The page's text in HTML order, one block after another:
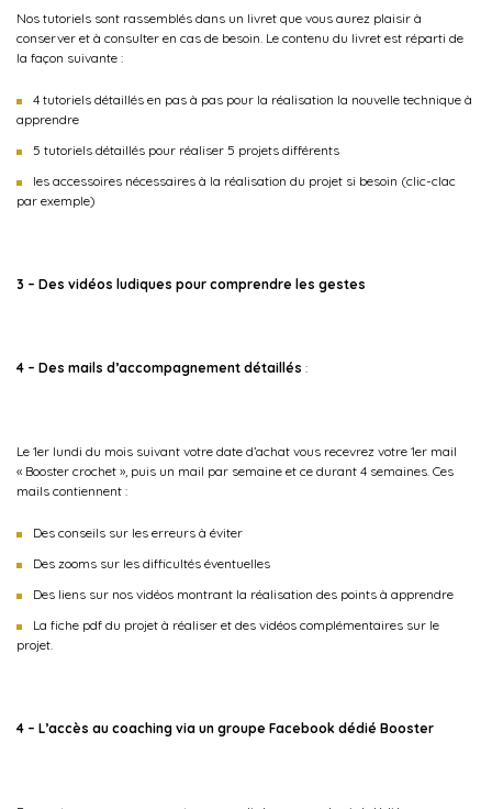
Nos tutoriels sont rassemblés dans un livret que vous aurez plaisir à
conserver et à consulter en cas de besoin. Le contenu du livret est réparti de
la façon suivante :
4 tutoriels détaillés en pas à pas pour la réalisation la nouvelle technique à
apprendre
5 tutoriels détaillés pour réaliser 5 projets différents
les accessoires nécessaires à la réalisation du projet si besoin (clic-clac
par exemple)
3 – Des vidéos ludiques pour comprendre les gestes
4 – Des mails d’accompagnement détaillés :
Le 1er lundi du mois suivant votre date d’achat vous recevrez votre 1er mail
« Booster crochet », puis un mail par semaine et ce durant 4 semaines. Ces
mails contiennent :
Des conseils sur les erreurs à éviter
Des zooms sur les difficultés éventuelles
Des liens sur nos vidéos montrant la réalisation des points à apprendre
La fiche pdf du projet à réaliser et des vidéos complémentaires sur le
projet.
4 – L’accès au coaching via un groupe Facebook dédié Booster